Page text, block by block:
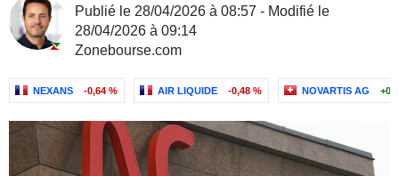
Publié le 28/04/2026 à 08:57 - Modifié le
28/04/2026 à 09:14
Zonebourse.com
NEXANS -0,64 % AIR LIQUIDE -0,48 % NOVARTIS AG